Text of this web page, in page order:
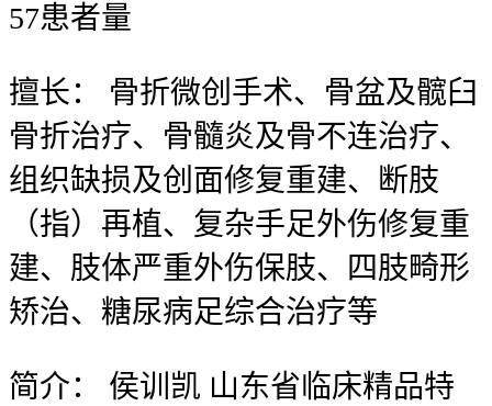
57患者量
擅长：
骨折微创手术、骨盆及髋臼
骨折治疗、骨髓炎及骨不连治疗、
组织缺损及创面修复重建、断肢
（指）再植、复杂手足外伤修复重
建、肢体严重外伤保肢、四肢畸形
矫治、糖尿病足综合治疗等
简介：
侯训凯 山东省临床精品特